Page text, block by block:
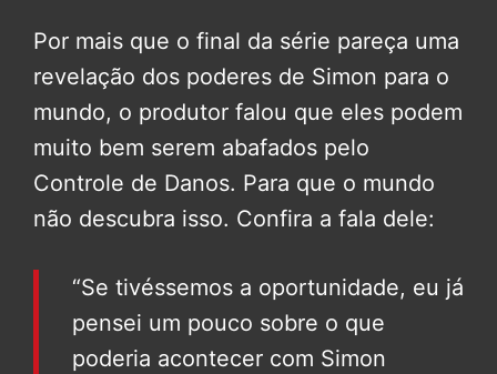
Por mais que o final da série pareça uma
revelação dos poderes de Simon para o
mundo, o produtor falou que eles podem
muito bem serem abafados pelo
Controle de Danos. Para que o mundo
não descubra isso. Confira a fala dele:
“Se tivéssemos a oportunidade, eu já
pensei um pouco sobre o que
poderia acontecer com Simon